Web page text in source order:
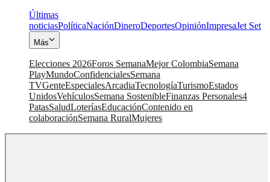
Últimas
noticiasPolíticaNaciónDineroDeportesOpiniónImpresaJet Set
Más
Elecciones 2026Foros SemanaMejor ColombiaSemana
PlayMundoConfidencialesSemana
TVGenteEspecialesArcadiaTecnologíaTurismoEstados
UnidosVehículosSemana SostenibleFinanzas Personales4
PatasSaludLoteríasEducaciónContenido en
colaboraciónSemana RuralMujeres